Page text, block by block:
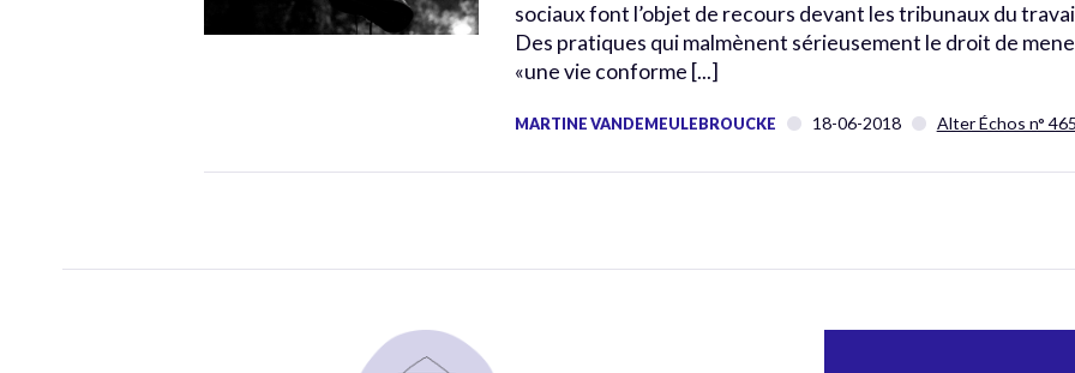
sociaux font l’objet de recours devant les tribunaux du
Des pratiques qui malmènent sérieusement le droit de
«une vie conforme [...]
MARTINE VANDEMEULEBROUCKE 18-06-2018 Alter Échos n° 465